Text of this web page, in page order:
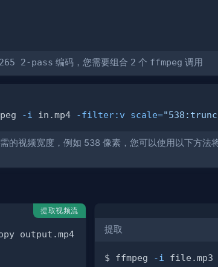
2-pass 编码，您需要组合 2 个 ffmpeg 调用
-i in.mp4 -filter:v scale=
的视频宽度，例如 538 像素，您可以使用以下方法
提取视频流
提取
$ ffmpeg -i file.mp3